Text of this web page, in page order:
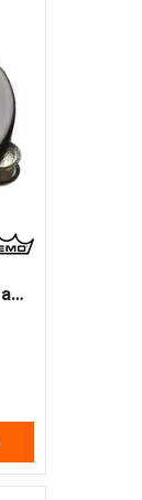
Remo TA-2512-LR- Tar-Rine Tambourine